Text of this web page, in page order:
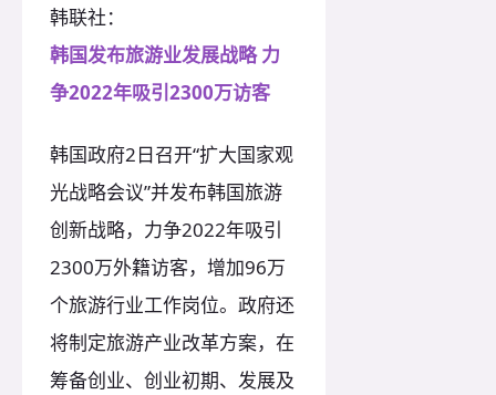
韩联社：
韩国发布旅游业发展战略 力
争2022年吸引2300万访客
韩国政府2日召开“扩大国家观
光战略会议”并发布韩国旅游
创新战略，力争2022年吸引
2300万外籍访客，增加96万
个旅游行业工作岗位。政府还
将制定旅游产业改革方案，在
筹备创业、创业初期、发展及